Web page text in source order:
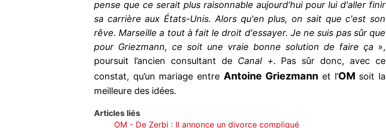
pense que ce serait plus raisonnable aujourd'hui pour lui d'aller finir
sa carrière aux États-Unis. Alors qu'en plus, on sait que c'est son
rêve. Marseille a tout à fait le droit d'essayer. Je ne suis pas sûr que
pour Griezmann, ce soit une vraie bonne solution de faire ça »,
poursuit l’ancien consultant deCanal +. Pas sûr donc, avec ce
constat, qu’un mariage entre Antoine Griezmann et l’OM soit la
meilleure des idées.
Articles liés
OM - De Zerbi : Il annonce un divorce compliqué